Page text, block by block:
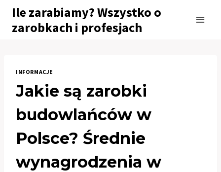
Przejdź
treści
Ile zarabiamy? Wszystko o
zarobkach i profesjach
INFORMACJE
Jakie są zarobki
budowlańców w
Polsce? Średnie
wynagrodzenia w